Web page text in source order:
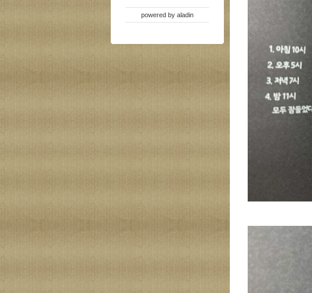
powered by aladin